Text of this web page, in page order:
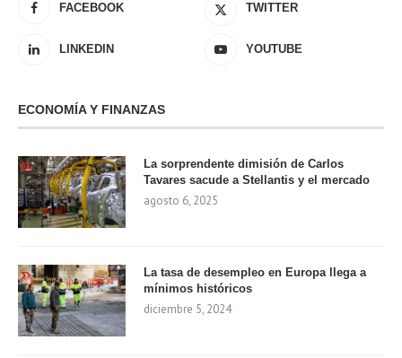
FACEBOOK TWITTER
LINKEDIN YOUTUBE
ECONOMÍA Y FINANZAS
La sorprendente dimisión de Carlos
Tavares sacude a Stellantis y el mercado
agosto 6, 2025
La tasa de desempleo en Europa llega a
mínimos históricos
diciembre 5, 2024